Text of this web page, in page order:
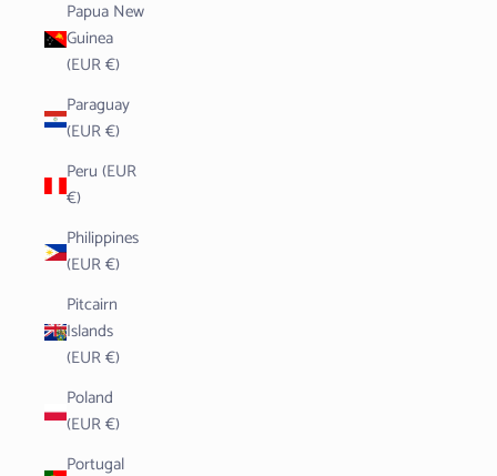
Papua New
Guinea
(EUR €)
Paraguay
(EUR €)
Peru (EUR
€)
Philippines
(EUR €)
Pitcairn
Islands
(EUR €)
Poland
(EUR €)
Portugal